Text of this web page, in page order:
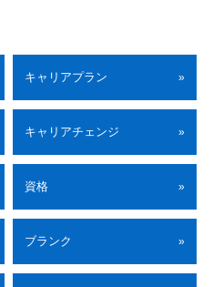
キャリアプラン »
キャリアチェンジ »
資格 »
ブランク »